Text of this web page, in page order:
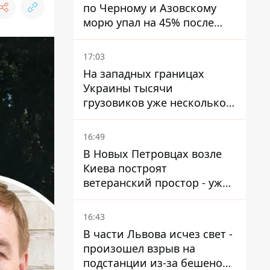
по Черному и Азовскому
морю упал на 45% после
ударов Украины
17:03
На западных границах
Украины тысячи
грузовиков уже несколько
дней в бесконечной
очереди – это признак
16:49
В Новых Петровцах возле
Киева построят
ветеранский простор - уже
нашли проектанта
16:43
В части Львова исчез свет -
произошел взрыв на
подстанции из-за бешеной